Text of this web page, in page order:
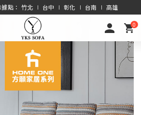
據點： 竹北 ∣ 台中 ∣ 彰化 ∣ 台南 ∣ 高雄
0